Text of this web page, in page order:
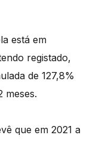
está em
registado,
de 127,8%
meses.
que em 2021 a